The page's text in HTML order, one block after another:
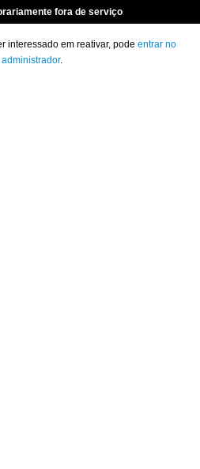
fora de serviço
interessado em reativar, pode entrar no
.